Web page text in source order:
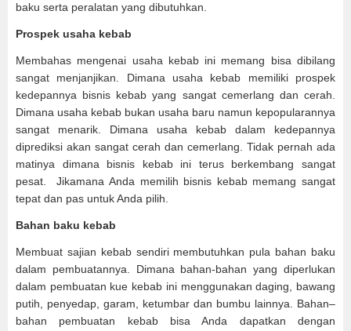
baku serta peralatan yang dibutuhkan.
Prospek usaha kebab
Membahas mengenai usaha kebab ini memang bisa dibilang
sangat menjanjikan. Dimana usaha kebab memiliki prospek
kedepannya bisnis kebab yang sangat cemerlang dan cerah.
Dimana usaha kebab bukan usaha baru namun kepopularannya
sangat menarik. Dimana usaha kebab dalam kedepannya
diprediksi akan sangat cerah dan cemerlang. Tidak pernah ada
matinya dimana bisnis kebab ini terus berkembang sangat
pesat. Jikamana Anda memilih bisnis kebab memang sangat
tepat dan pas untuk Anda pilih.
Bahan baku kebab
Membuat sajian kebab sendiri membutuhkan pula bahan baku
dalam pembuatannya. Dimana bahan-bahan yang diperlukan
dalam pembuatan kue kebab ini menggunakan daging, bawang
putih, penyedap, garam, ketumbar dan bumbu lainnya. Bahan–
bahan pembuatan kebab bisa Anda dapatkan dengan